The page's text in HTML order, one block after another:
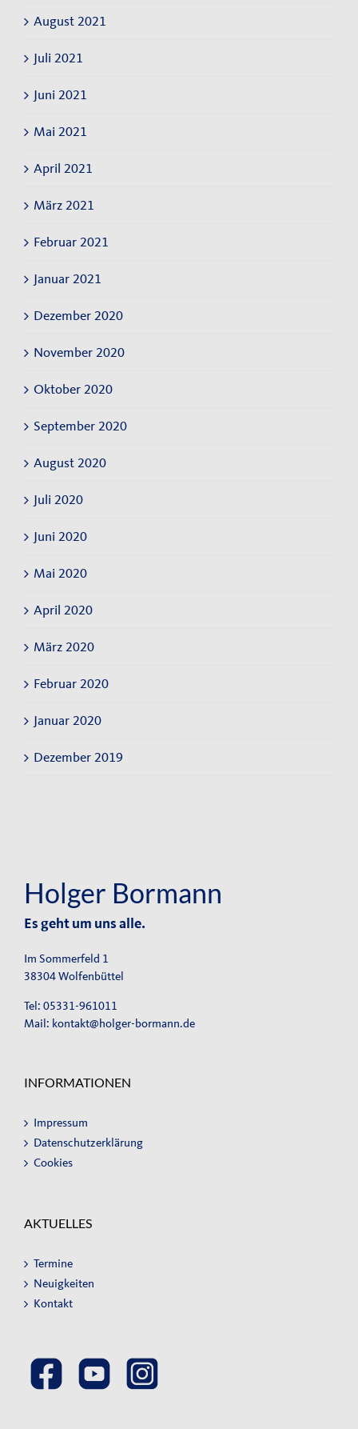
August 2021
Juli 2021
Juni 2021
Mai 2021
April 2021
März 2021
Februar 2021
Januar 2021
Dezember 2020
November 2020
Oktober 2020
September 2020
August 2020
Juli 2020
Juni 2020
Mai 2020
April 2020
März 2020
Februar 2020
Januar 2020
Dezember 2019
Holger Bormann
Es geht um uns alle.
Im Sommerfeld 1
38304 Wolfenbüttel
Tel: 05331-961011
Mail: kontakt@holger-bormann.de
INFORMATIONEN
Impressum
Datenschutzerklärung
Cookies
AKTUELLES
Termine
Neuigkeiten
Kontakt